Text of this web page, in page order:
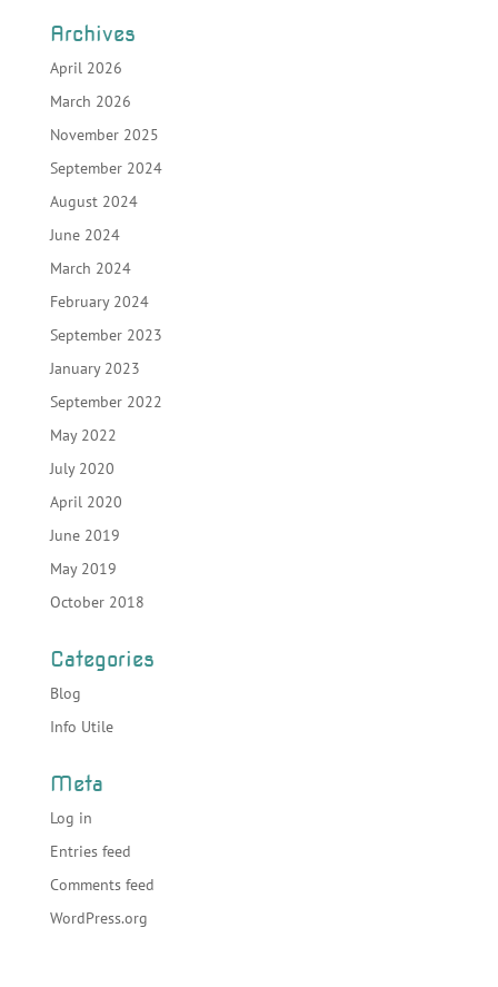
Archives
April 2026
March 2026
November 2025
September 2024
August 2024
June 2024
March 2024
February 2024
September 2023
January 2023
September 2022
May 2022
July 2020
April 2020
June 2019
May 2019
October 2018
Categories
Blog
Info Utile
Meta
Log in
Entries feed
Comments feed
WordPress.org